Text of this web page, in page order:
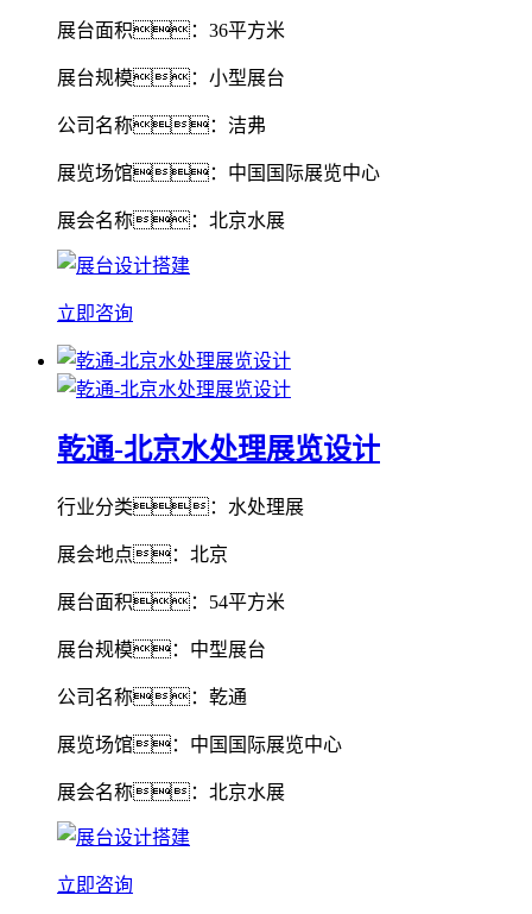
展台面积：36平方米
展台规模：小型展台
公司名称：洁弗
展览场馆：中国国际展览中心
展会名称：北京水展
立即咨询
乾通-北京水处理展览设计
行业分类：水处理展
展会地点：北京
展台面积：54平方米
展台规模：中型展台
公司名称：乾通
展览场馆：中国国际展览中心
展会名称：北京水展
立即咨询